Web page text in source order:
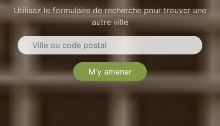
Utilisez le formulaire de recherche pour trouver une
autre ville
M'y amener